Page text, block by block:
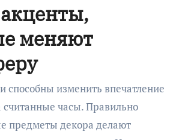
меняют
способны изменить впечатление
считанные часы. Правильно
предметы декора делают